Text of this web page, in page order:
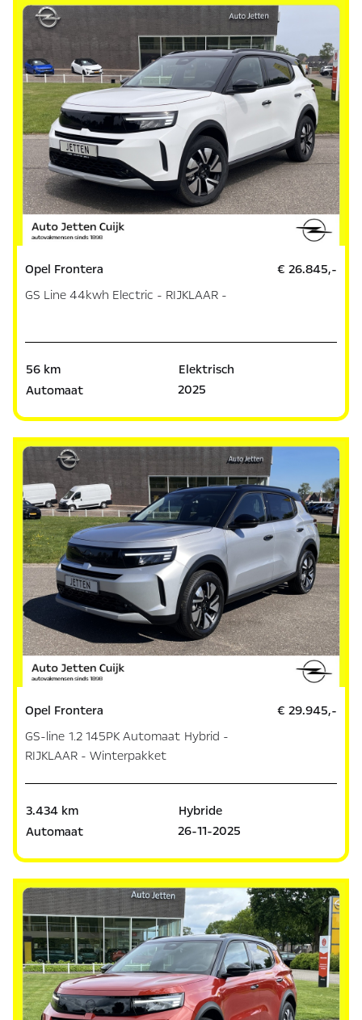
Opel Frontera
GS Line 44kwh Electric - RIJKLAAR -
€ 26.845,-
56 km
Elektrisch
Automaat
2025
Opel Frontera
GS-line 1.2 145PK Automaat Hybrid -
RIJKLAAR - Winterpakket
€ 29.945,-
3.434 km
Hybride
Automaat
26-11-2025